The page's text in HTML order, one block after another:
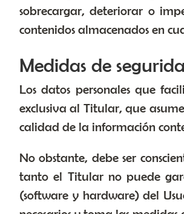
sobrecargar, deteriorar o
contenidos almacenados en
Medidas de
Los datos personales que
exclusiva al Titular, que
calidad de la información
No obstante, debe ser
tanto el Titular no puede
(software y hardware) del